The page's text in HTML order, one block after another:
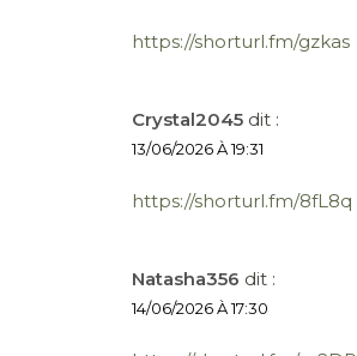
https://shorturl.fm/gzkas
Crystal2045 dit :
13/06/2026 À 19:31
https://shorturl.fm/8fL8q
Natasha356 dit :
14/06/2026 À 17:30